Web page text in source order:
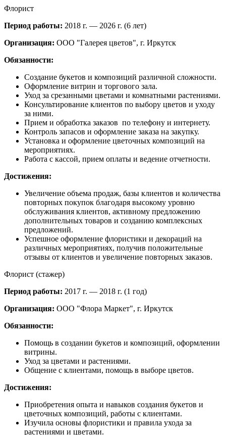
Флорист
Период работы: 2018 г. — 2026 г. (6 лет)
Организация: ООО "Галерея цветов", г. Иркутск
Обязанности:
Создание букетов и композиций различной сложности.
Оформление витрин и торгового зала.
Уход за срезанными цветами и комнатными растениями.
Консультирование клиентов по выбору цветов и уходу
за ними.
Прием и обработка заказов по телефону и интернету.
Контроль запасов и оформление заказа на закупку.
Установка и оформление цветочных композиций на
мероприятиях.
Работа с кассой, прием оплаты и ведение отчетности.
Достижения:
Увеличение объема продаж, базы клиентов и количества
повторных покупок благодаря высокому уровню
обслуживания клиентов, активному предложению
дополнительных товаров и созданию комплексных
предложений.
Успешное оформление флористики и декораций на
различных мероприятиях, получив положительные
отзывы от клиентов и увеличение повторных заказов.
Флорист (стажер)
Период работы: 2017 г. — 2018 г. (1 год)
Организация: ООО "Флора Маркет", г. Иркутск
Обязанности:
Помощь в создании букетов и композиций, оформлении
витрины.
Уход за цветами и растениями.
Общение с клиентами, помощь в выборе цветов.
Достижения:
Приобретения опыта и навыков создания букетов и
цветочных композиций, работы с клиентами.
Изучила основы флористики и правила ухода за
растениями и цветами.